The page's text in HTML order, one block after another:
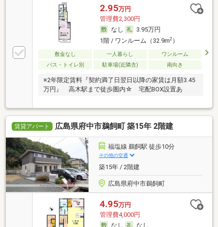
2.95万円
管理費2,300円
なし
3.95万円
1階 / ワンルーム（32.9m2）
敷金なし 一人暮らし
ワンルーム
バス・トイレ別
駐車場(近隣含) 南向き
※2年限定賃料『契約満了日翌日以降の家賃は月額3.45
万円』 高木駅まで徒歩圏内☆ 宅配BOX設置あ
賃貸アパート 広島県府中市鵜飼町 築15年 2階建
福塩線 鵜飼駅 徒歩10分
その他の交通
築15年 / 2階建
広島県府中市鵜飼町
4.95万円
管理費4,000円
なし
なし